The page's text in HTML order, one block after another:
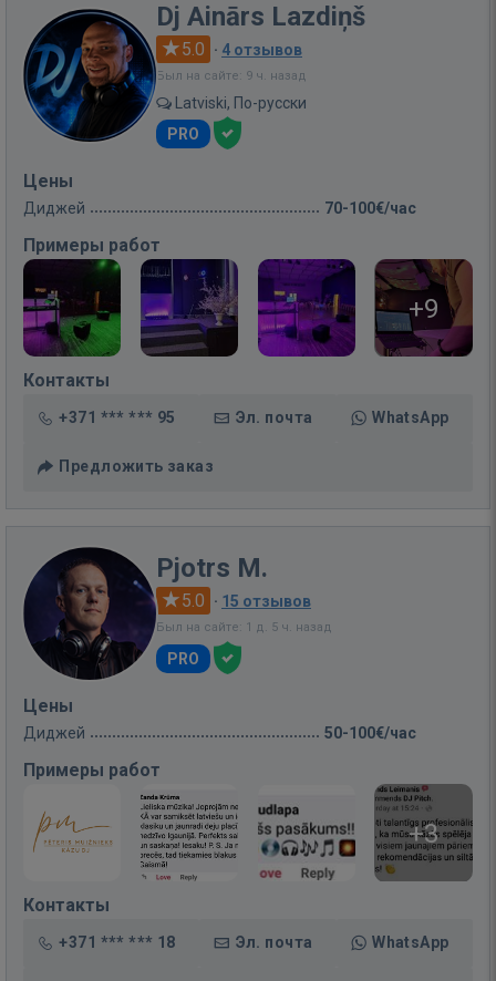
Dj Ainārs Lazdiņš
5.0 · 4 отзывов
Был на сайте: 9 ч. назад
Latviski, По-русски
PRO
Цены
Диджей 70-100€/час
Примеры работ
+9
Контакты
+371 *** *** 95 Эл. почта WhatsApp
Предложить заказ
Pjotrs M.
5.0 · 15 отзывов
Был на сайте: 1 д. 5 ч. назад
PRO
Цены
Диджей 50-100€/час
Примеры работ
+3
Контакты
+371 *** *** 18 Эл. почта WhatsApp